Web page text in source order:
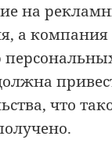
на
а компания
что